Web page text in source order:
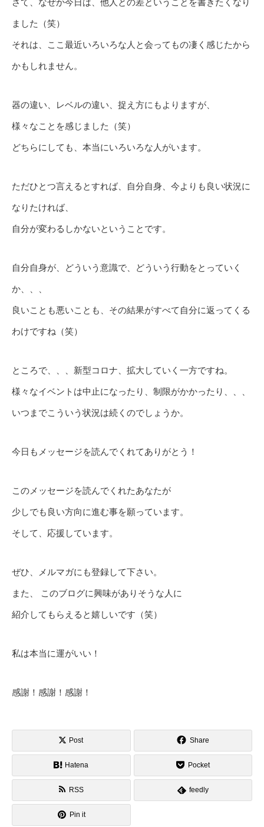
さて、なぜか今日は、他人との差ということを書きたくなり
ました（笑）
それは、ここ最近いろいろな人と会ってもの凄く感じたから
かもしれません。
器の違い、レベルの違い、捉え方にもよりますが、
様々なことを感じました（笑）
どちらにしても、本当にいろいろな人がいます。
ただひとつ言えるとすれば、自分自身、今よりも良い状況に
なりたければ、
自分が変わるしかないということです。
自分自身が、どういう意識で、どういう行動をとっていく
か、、、
良いことも悪いことも、その結果がすべて自分に返ってくる
わけですね（笑）
ところで、、、新型コロナ、拡大していく一方ですね。
様々なイベントは中止になったり、制限がかかったり、、、
いつまでこういう状況は続くのでしょうか。
今日もメッセージを読んでくれてありがとう！
このメッセージを読んでくれたあなたが
少しでも良い方向に進む事を願っています。
そして、応援しています。
ぜひ、メルマガにも登録して下さい。
また、 このブログに興味がありそうな人に
紹介してもらえると嬉しいです（笑）
私は本当に運がいい！
感謝！感謝！感謝！
Post Share
Hatena Pocket
RSS feedly
Pin it